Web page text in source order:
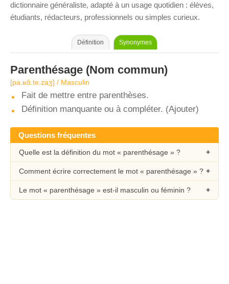
dictionnaire généraliste, adapté à un usage quotidien : élèves,
étudiants, rédacteurs, professionnels ou simples curieux.
Définition Synonymes
Parenthésage (Nom commun)
[pa.ʁɑ̃.te.zaʒ] / Masculin
Fait de mettre entre parenthèses.
Définition manquante ou à compléter. (Ajouter)
Questions fréquentes
Quelle est la définition du mot « parenthésage » ?
Comment écrire correctement le mot « parenthésage » ?
Le mot « parenthésage » est-il masculin ou féminin ?